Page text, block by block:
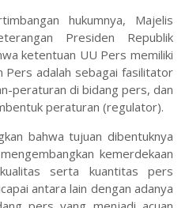
hukumnya, Majelis
Presiden Republik
ketentuan UU Pers memiliki
Pers adalah sebagai fasilitator
peraturan di bidang pers, dan
peraturan (regulator).
bahwa tujuan dibentuknya
kemerdekaan
serta kuantitas pers
antara lain dengan adanya